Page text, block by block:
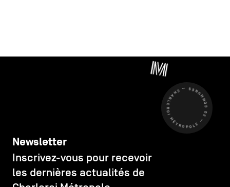
CHARLEROI MÉTROPOLE — 30 COMMUNES —
Newsletter
Inscrivez-vous pour recevoir
les dernières actualités de